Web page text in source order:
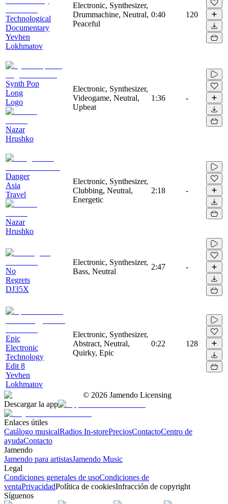
Technological
Documentary
Yevhen
Lokhmatov
Electronic, Synthesizer,
Drummachine, Neutral,
Peaceful
0:40 120
Synth Pop
Long
Logo
Nazar
Hrushko
Electronic, Synthesizer,
Videogame, Neutral,
Upbeat
1:36 -
Danger
Asia
Travel
Nazar
Hrushko
Electronic, Synthesizer,
Clubbing, Neutral,
Energetic
2:18 -
No
Regrets
DJ35X
Electronic, Synthesizer,
Bass, Neutral
2:47 -
Epic
Electronic
Technology
Edit 8
Yevhen
Lokhmatov
Electronic, Synthesizer,
Abstract, Neutral,
Quirky, Epic
0:22 128
© 2026 Jamendo Licensing
Descargar la app
Enlaces útiles
Catálogo musicalRadios In-storePreciosContactoCentro de
ayudaContacto
Jamendo
Jamendo para artistasJamendo Music
Legal
Condiciones generales de usoCondiciones de
ventaPrivacidadPolítica de cookiesInfracción de copyright
Síguenos